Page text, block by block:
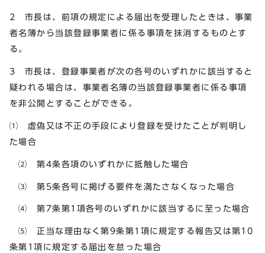
2 市長は、前項の規定による届出を受理したときは、事業
者名簿から当該登録事業者に係る事項を抹消するものとす
る。
3 市長は、登録事業者が次の各号のいずれかに該当すると
疑われる場合は、事業者名簿の当該登録事業者に係る事項
を非公開とすることができる。
⑴ 虚偽又は不正の手段により登録を受けたことが判明し
た場合
⑵ 第4条各項のいずれかに抵触した場合
⑶ 第5条各号に掲げる要件を満たさなくなった場合
⑷ 第7条第1項各号のいずれかに該当するに至った場合
⑸ 正当な理由なく第9条第1項に規定する報告又は第10
条第1項に規定する届出を怠った場合